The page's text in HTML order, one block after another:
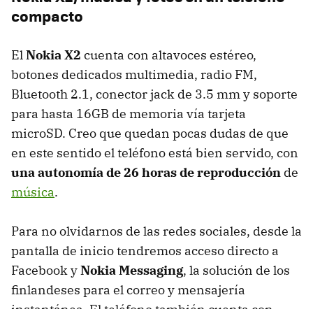
compacto
ElNokia X2 cuenta con altavoces estéreo,
botones dedicados multimedia, radio FM,
Bluetooth 2.1, conector jack de 3.5 mm y soporte
para hasta 16GB de memoria vía tarjeta
microSD. Creo que quedan pocas dudas de que
en este sentido el teléfono está bien servido, con
una autonomía de 26 horas de reproducción de
música.
Para no olvidarnos de las redes sociales, desde la
pantalla de inicio tendremos acceso directo a
Facebook yNokia Messaging, la solución de los
finlandeses para el correo y mensajería